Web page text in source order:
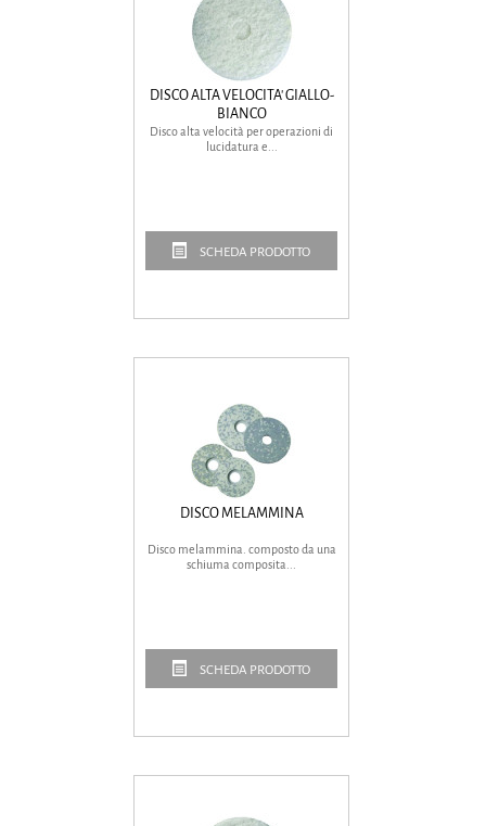
DISCO ALTA VELOCITA' GIALLO-
BIANCO
Disco alta velocità per operazioni di
lucidatura e...
SCHEDA PRODOTTO
DISCO MELAMMINA
Disco melammina. composto da una
schiuma composita...
SCHEDA PRODOTTO